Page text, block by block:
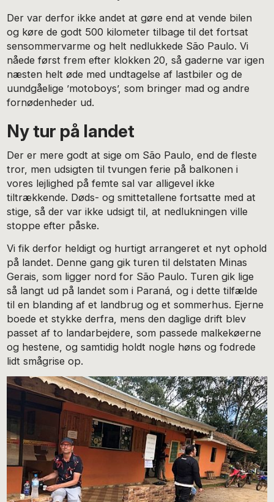
Der var derfor ikke andet at gøre end at vende bilen
og køre de godt 500 kilometer tilbage til det fortsat
sensommervarme og helt nedlukkede São Paulo. Vi
nåede først frem efter klokken 20, så gaderne var igen
næsten helt øde med undtagelse af lastbiler og de
uundgåelige ’motoboys’, som bringer mad og andre
fornødenheder ud.
Ny tur på landet
Der er mere godt at sige om São Paulo, end de fleste
tror, men udsigten til tvungen ferie på balkonen i
vores lejlighed på femte sal var alligevel ikke
tiltrækkende. Døds- og smittetallene fortsatte med at
stige, så der var ikke udsigt til, at nedlukningen ville
stoppe efter påske.
Vi fik derfor heldigt og hurtigt arrangeret et nyt ophold
på landet. Denne gang gik turen til delstaten Minas
Gerais, som ligger nord for São Paulo. Turen gik lige
så langt ud på landet som i Paraná, og i dette tilfælde
til en blanding af et landbrug og et sommerhus. Ejerne
boede et stykke derfra, mens den daglige drift blev
passet af to landarbejdere, som passede malkekøerne
og hestene, og samtidig holdt nogle høns og fodrede
lidt smågrise op.